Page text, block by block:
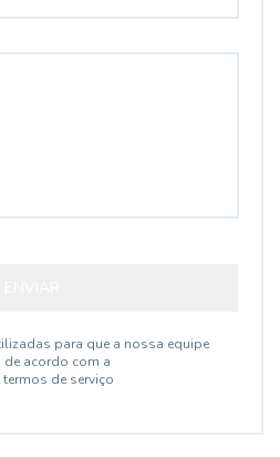
para que a nossa equipe
acordo com a
de serviço